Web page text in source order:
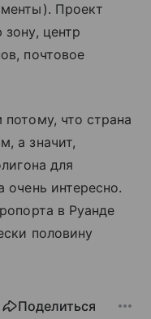
Проект
центр
почтовое
что страна
а значит,
для
очень интересно.
в Руанде
половину
Поделиться